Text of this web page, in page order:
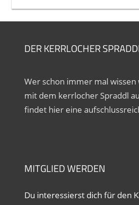
DER KERRLOCHER
Wer schon immer mal wissen
mit dem kerrlocher Spraddl
findet hier eine
MITGLIED WERDEN
Du interessierst dich für den